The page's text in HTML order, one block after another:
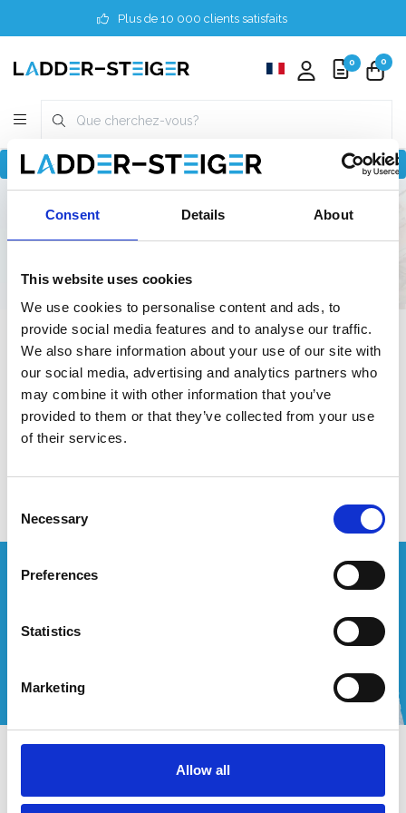
Consent Details About
This website uses cookies
We use cookies to personalise content and ads, to
provide social media features and to analyse our traffic.
We also share information about your use of our site with
our social media, advertising and analytics partners who
may combine it with other information that you’ve
provided to them or that they’ve collected from your use
of their services.
Selection
Necessary
Preferences
Statistics
Marketing
Allow all
Plus de 10 000 clients satisfaits
0 0
Ascenseur pour personnes
Filter
Vous souhaitez un devis personnalisé ?
[email protected]
Contact